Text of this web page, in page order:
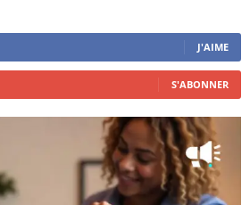
J'AIME
S'ABONNER